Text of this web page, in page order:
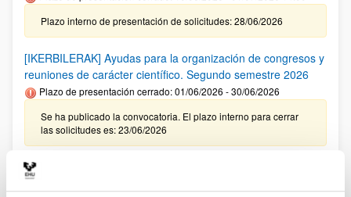
Plazo interno de presentación de solicitudes: 28/06/2026
[IKERBILERAK] Ayudas para la organización de congresos y
reuniones de carácter científico. Segundo semestre 2026
Plazo de presentación cerrado: 01/06/2026 - 30/06/2026
Se ha publicado la convocatoria. El plazo interno para cerrar
las solicitudes es: 23/06/2026
Ayudas del Programa Red Guipuzcoana de Ciencia,
Tecnología e Innovación 2026 (Zientzia Erein)